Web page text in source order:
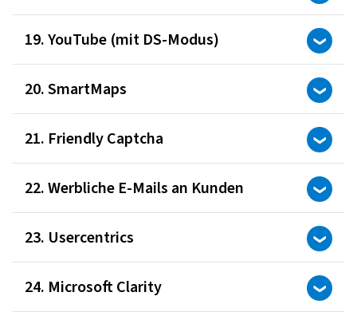
19. YouTube (mit DS-Modus)
20. SmartMaps
21. Friendly Captcha
22. Werbliche E-Mails an Kunden
23. Usercentrics
24. Microsoft Clarity